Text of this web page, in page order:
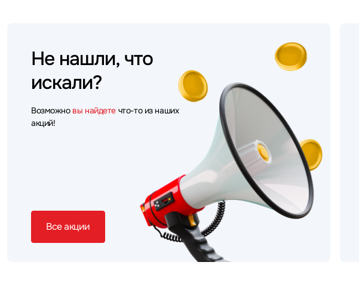
Не нашли, что
искали?
Возможно вы найдете что-то из наших
акций!
Все акции